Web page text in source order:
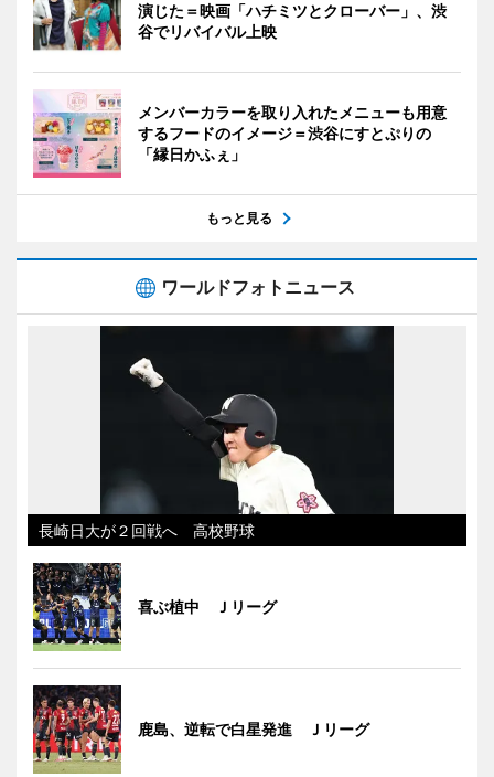
演じた＝映画「ハチミツとクローバー」、渋
谷でリバイバル上映
メンバーカラーを取り入れたメニューも用意
するフードのイメージ＝渋谷にすとぷりの
「縁日かふぇ」
もっと見る
ワールドフォトニュース
長崎日大が２回戦へ 高校野球
喜ぶ植中 Ｊリーグ
鹿島、逆転で白星発進 Ｊリーグ